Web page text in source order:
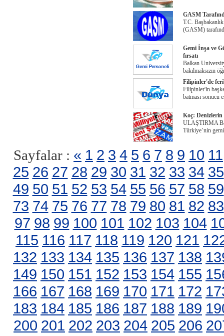
GASM
T.C.
(GASM)
Gemi İnşa ve
fırsatı
Balkan
bakılmaksızın
Filipinler'de
Filipinler'in
batması
Koç: Denizlerin
ULAŞTIRMA
Türkiye’nin
Sayfalar : « 1 2 3 4 5 6 7 8 9 10 11
25 26 27 28 29 30 31 32 33 34 35
49 50 51 52 53 54 55 56 57 58 59
73 74 75 76 77 78 79 80 81 82 83
97 98 99 100 101 102 103 104
115 116 117 118 119 120 121
132 133 134 135 136 137 138
149 150 151 152 153 154 155
166 167 168 169 170 171 172
183 184 185 186 187 188 189
200 201 202 203 204 205 206